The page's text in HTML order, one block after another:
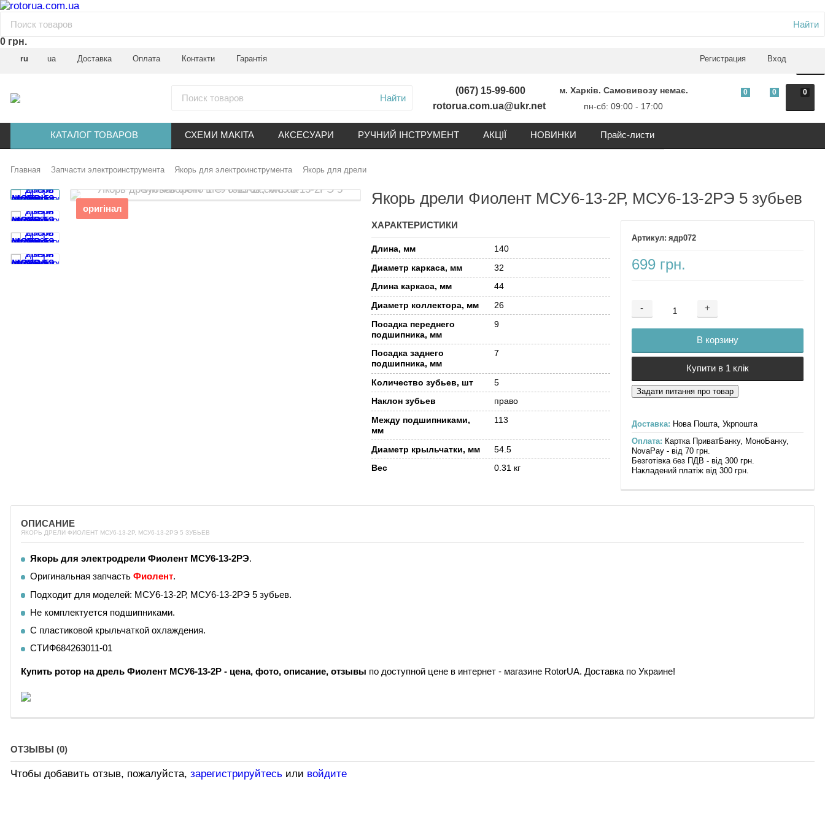
Найти
0 грн.
ru ua Доставка Оплата Контакти Гарантія Регистрация Вход
Найти
(067) 15-99-600
rotorua.com.ua@ukr.net
м. Харків. Самовивозу немає.
пн-сб: 09:00 - 17:00
0
0 0
КАТАЛОГ ТОВАРОВ СХЕМИ MAKITA АКСЕСУАРИ РУЧНИЙ ІНСТРУМЕНТ АКЦІЇ НОВИНКИ Прайс-листи
Главная Запчасти электроинструмента Якорь для электроинструмента Якорь для дрели
оригінал
Якорь дрели Фиолент МСУ6-13-2Р, МСУ6-13-2РЭ 5 зубьев
ядр072
699 грн.
- +
Добавляется...
В корзину
Добавлен
Купити в 1 клік
Доставка: Нова Пошта, Укрпошта
Оплата: Картка ПриватБанку, МоноБанку,
NovaPay - від 70 грн.
Безготівка без ПДВ - від 300 грн.
Накладений платіж від 300 грн.
ХАРАКТЕРИСТИКИ
Длина, мм 140
Диаметр каркаса, мм 32
Длина каркаса, мм 44
Диаметр коллектора, мм 26
Посадка переднего
подшипника, мм
9
Посадка заднего
подшипника, мм
7
Количество зубьев, шт 5
Наклон зубьев право
Между подшипниками,
мм
113
Диаметр крыльчатки, мм 54.5
Вес 0.31 кг
ОПИСАНИЕ
ЯКОРЬ ДРЕЛИ ФИОЛЕНТ МСУ6-13-2Р, МСУ6-13-2РЭ 5 ЗУБЬЕВ
Якорь для электродрели Фиолент МСУ6-13-2РЭ.
Оригинальная запчастьФиолент.
Подходит для моделей: МСУ6-13-2Р, МСУ6-13-2РЭ 5 зубьев.
Не комплектуется подшипниками.
С пластиковой крыльчаткой охлаждения.
СТИФ684263011-01
Купить ротор на дрель Фиолент МСУ6-13-2Р - цена, фото, описание, отзывы по доступной цене в интернет - магазине RotorUA. Доставка по Украине!
ОТЗЫВЫ (0)
Чтобы добавить отзыв, пожалуйста, зарегистрируйтесьили войдите